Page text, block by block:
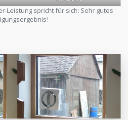
Leistung spricht für sich: Sehr gutes